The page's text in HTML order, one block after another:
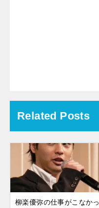
Related Posts
柳楽優弥の仕事がこなかっ